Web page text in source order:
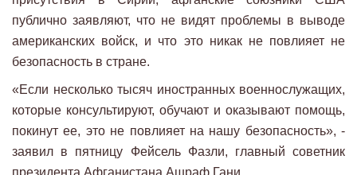
публично заявляют, что не видят проблемы в выводе
американских войск, и что это никак не повлияет не
безопасность в стране.
«Если несколько тысяч иностранных военнослужащих,
которые консультируют, обучают и оказывают помощь,
покинут ее, это не повлияет на нашу безопасность», -
заявил в пятницу Фейсель Фазли, главный советник
президента Афганистана Ашраф Гани.